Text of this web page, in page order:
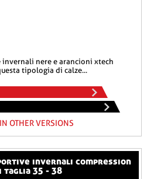
tipologia di calze...
OTHER VERSIONS
35 - 38